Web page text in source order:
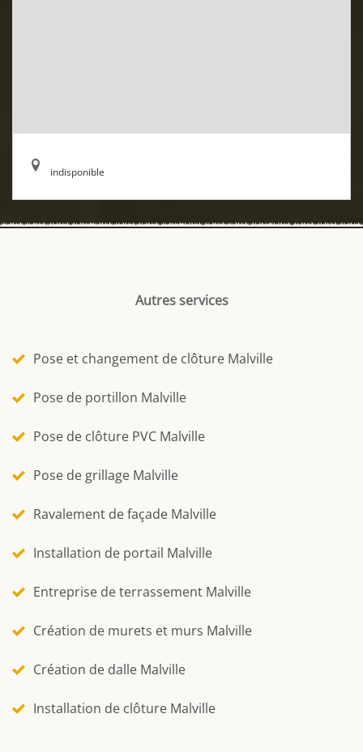
indisponible
Autres services
Pose et changement de clôture Malville
Pose de portillon Malville
Pose de clôture PVC Malville
Pose de grillage Malville
Ravalement de façade Malville
Installation de portail Malville
Entreprise de terrassement Malville
Création de murets et murs Malville
Création de dalle Malville
Installation de clôture Malville